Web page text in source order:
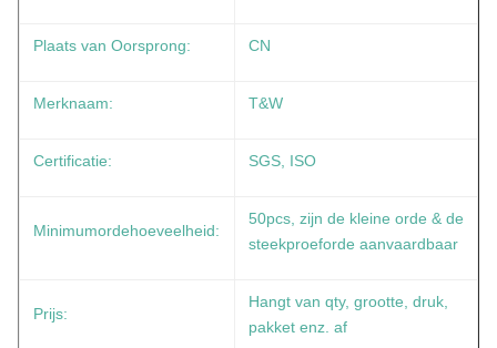
Plaats van Oorsprong: CN
Merknaam: T&W
Certificatie: SGS, ISO
Minimumordehoeveelheid:
50pcs, zijn de kleine orde & de
steekproeforde aanvaardbaar
Prijs:
Hangt van qty, grootte, druk,
pakket enz. af